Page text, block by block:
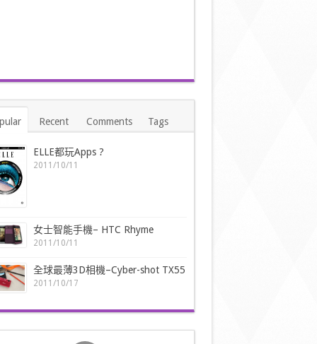
Recent Comments Tags
ELLE都玩Apps ?
2011/10/11
女士智能手機– HTC Rhyme
2011/10/11
全球最薄3D相機–Cyber-shot TX55
2011/10/17